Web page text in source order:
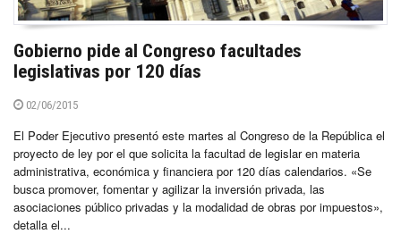
Gobierno pide al Congreso facultades
legislativas por 120 días
02/06/2015
El Poder Ejecutivo presentó este martes al Congreso de la República el
proyecto de ley por el que solicita la facultad de legislar en materia
administrativa, económica y financiera por 120 días calendarios. «Se
busca promover, fomentar y agilizar la inversión privada, las
asociaciones público privadas y la modalidad de obras por impuestos»,
detalla el...